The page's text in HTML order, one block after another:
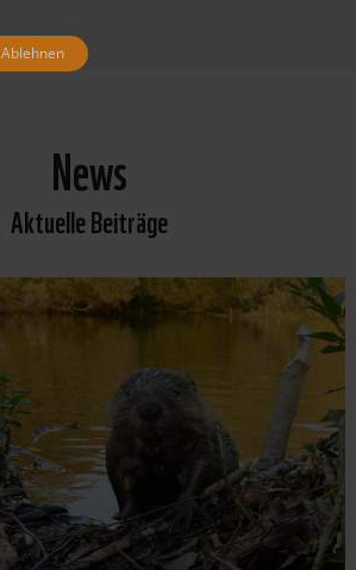
News
Aktuelle Beiträge
Ablehnen